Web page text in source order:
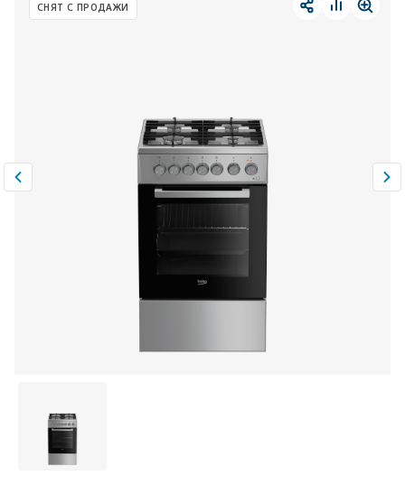
Встраиваемая техника
Сравнить 0
СНЯТ С ПРОДАЖИ